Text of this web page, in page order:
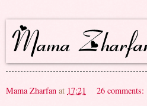
Mama Zharfan at 17:21 26 comments: